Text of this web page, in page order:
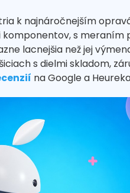
k najnáročnejším
s meraním
lacnejšia než jej
s dielmi skladom,
na Google a